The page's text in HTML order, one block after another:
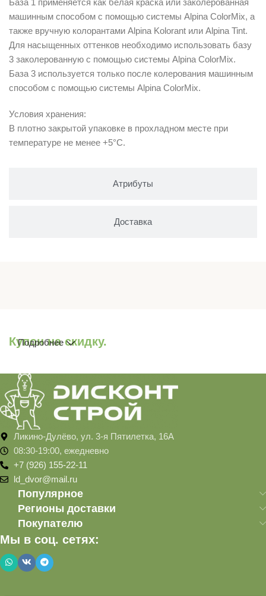
Атрибуты
Доставка
База 1 применяется как белая краска или заколерованная
машинным способом с помощью системы Alpina ColorMix, а
также вручную колорантами Alpina Kolorant или Alpina Tint.
Для насыщенных оттенков необходимо использовать базу
3 заколерованную с помощью системы Alpina ColorMix.
База 3 используется только после колерования машинным
способом с помощью системы Alpina ColorMix.
Условия хранения:
В плотно закрытой упаковке в прохладном месте при
температуре не менее +5°C.
Купон на скидку.
Подробнее
Ликино-Дулёво, ул. 3-я Пятилетка, 16А
08:30-19:00, ежедневно
+7 (926) 155-22-11
ld_dvor@mail.ru
Популярное
Регионы доставки
Покупателю
Мы в соц. сетях: